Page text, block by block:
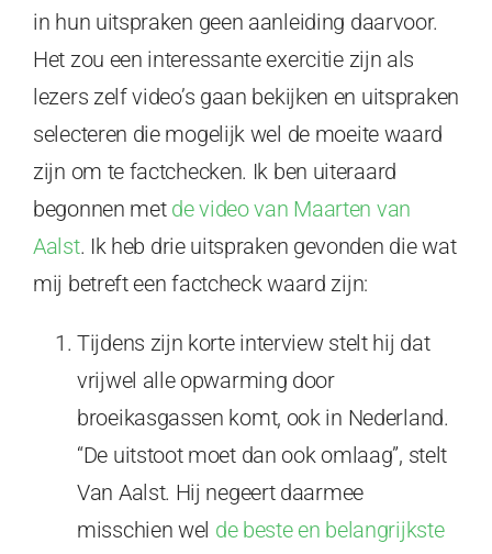
in hun uitspraken geen aanleiding daarvoor.
Het zou een interessante exercitie zijn als
lezers zelf video’s gaan bekijken en uitspraken
selecteren die mogelijk wel de moeite waard
zijn om te factchecken. Ik ben uiteraard
begonnen met de video van Maarten van
Aalst. Ik heb drie uitspraken gevonden die wat
mij betreft een factcheck waard zijn:
Tijdens zijn korte interview stelt hij dat
vrijwel alle opwarming door
broeikasgassen komt, ook in Nederland.
“De uitstoot moet dan ook omlaag”, stelt
Van Aalst. Hij negeert daarmee
misschien wel de beste en belangrijkste